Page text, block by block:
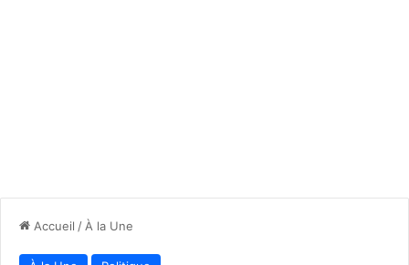
Accueil / À la Une